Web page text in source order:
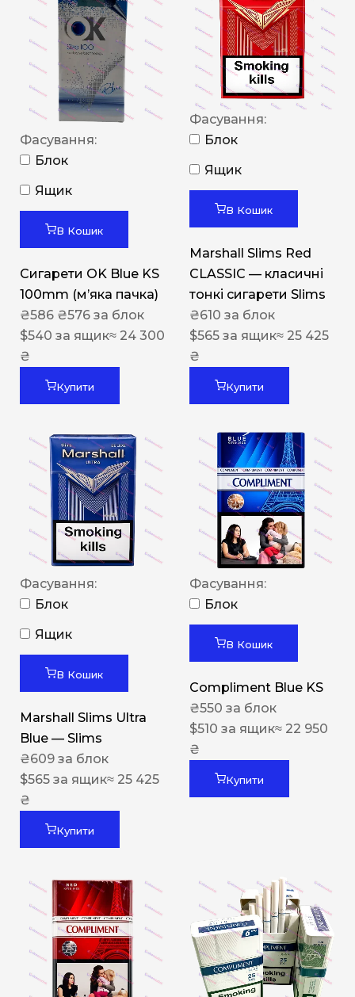
Фасування:
Блок
Ящик
В Кошик
Сигарети OK Blue KS
100mm (м’яка пачка)
₴586 ₴576 за блок
$540 за ящик≈ 24 300
₴
Купити
Фасування:
Блок
Ящик
В Кошик
Marshall Slims Red
CLASSIC — класичні
тонкі сигарети Slims
₴610 за блок
$565 за ящик≈ 25 425
₴
Купити
Фасування:
Блок
Ящик
В Кошик
Marshall Slims Ultra
Blue — Slims
₴609 за блок
$565 за ящик≈ 25 425
₴
Купити
Фасування:
Блок
В Кошик
Compliment Blue KS
₴550 за блок
$510 за ящик≈ 22 950
₴
Купити